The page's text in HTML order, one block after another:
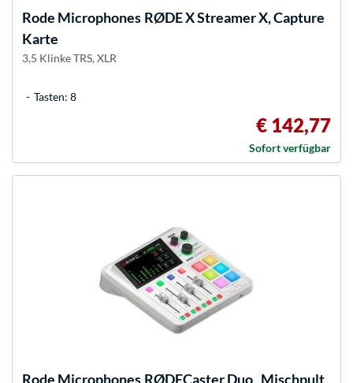
Rode Microphones RØDE X Streamer X, Capture
Karte
3,5 Klinke TRS, XLR
Tasten: 8
€ 142,77
Sofort verfügbar
Rode Microphones RØDECaster Duo , Mischpult